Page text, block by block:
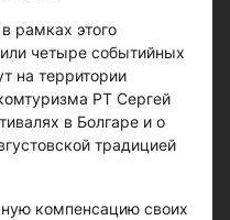
рамках этого
четыре событийных
на территории
РТ Сергей
в Болгаре и о
традицией
компенсацию своих